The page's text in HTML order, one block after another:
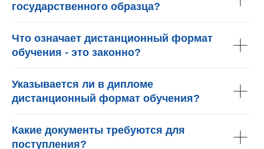
государственного образца?
Что означает дистанционный формат
обучения - это законно?
Указывается ли в дипломе
дистанционный формат обучения?
Какие документы требуются для
поступления?